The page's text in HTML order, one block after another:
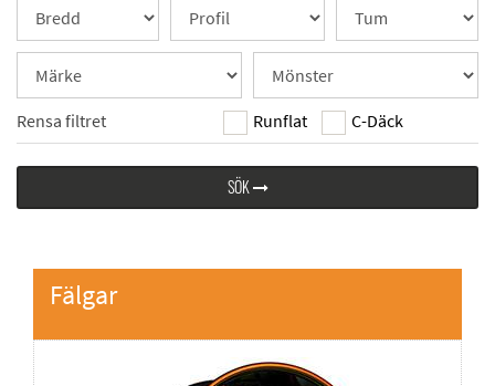
Rensa filtret Runflat C-Däck
SÖK
Fälgar